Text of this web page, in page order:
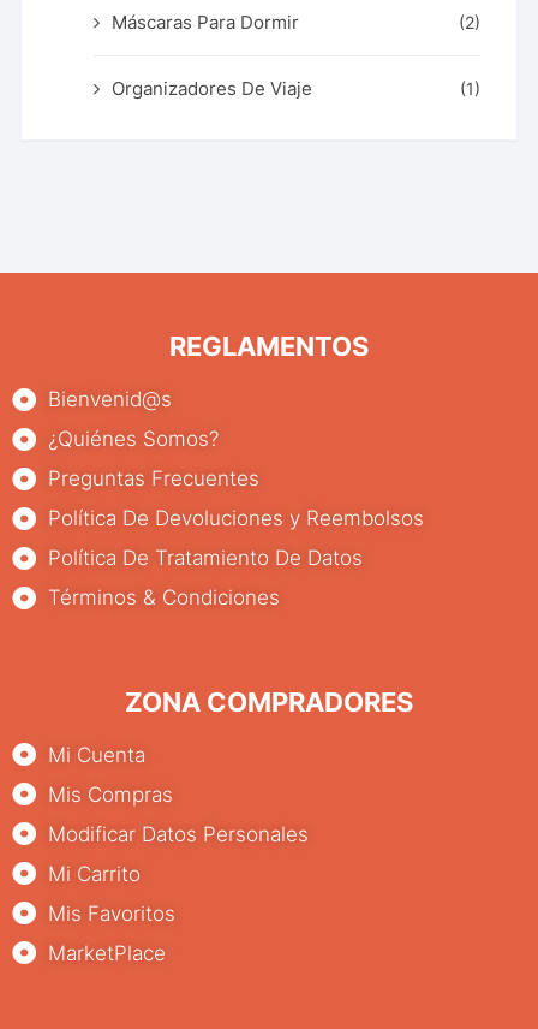
Máscaras Para Dormir (2)
Organizadores De Viaje (1)
REGLAMENTOS
Bienvenid@s
¿Quiénes Somos?
Preguntas Frecuentes
Política De Devoluciones y Reembolsos
Política De Tratamiento De Datos
Términos & Condiciones
ZONA COMPRADORES
Mi Cuenta
Mis Compras
Modificar Datos Personales
Mi Carrito
Mis Favoritos
MarketPlace